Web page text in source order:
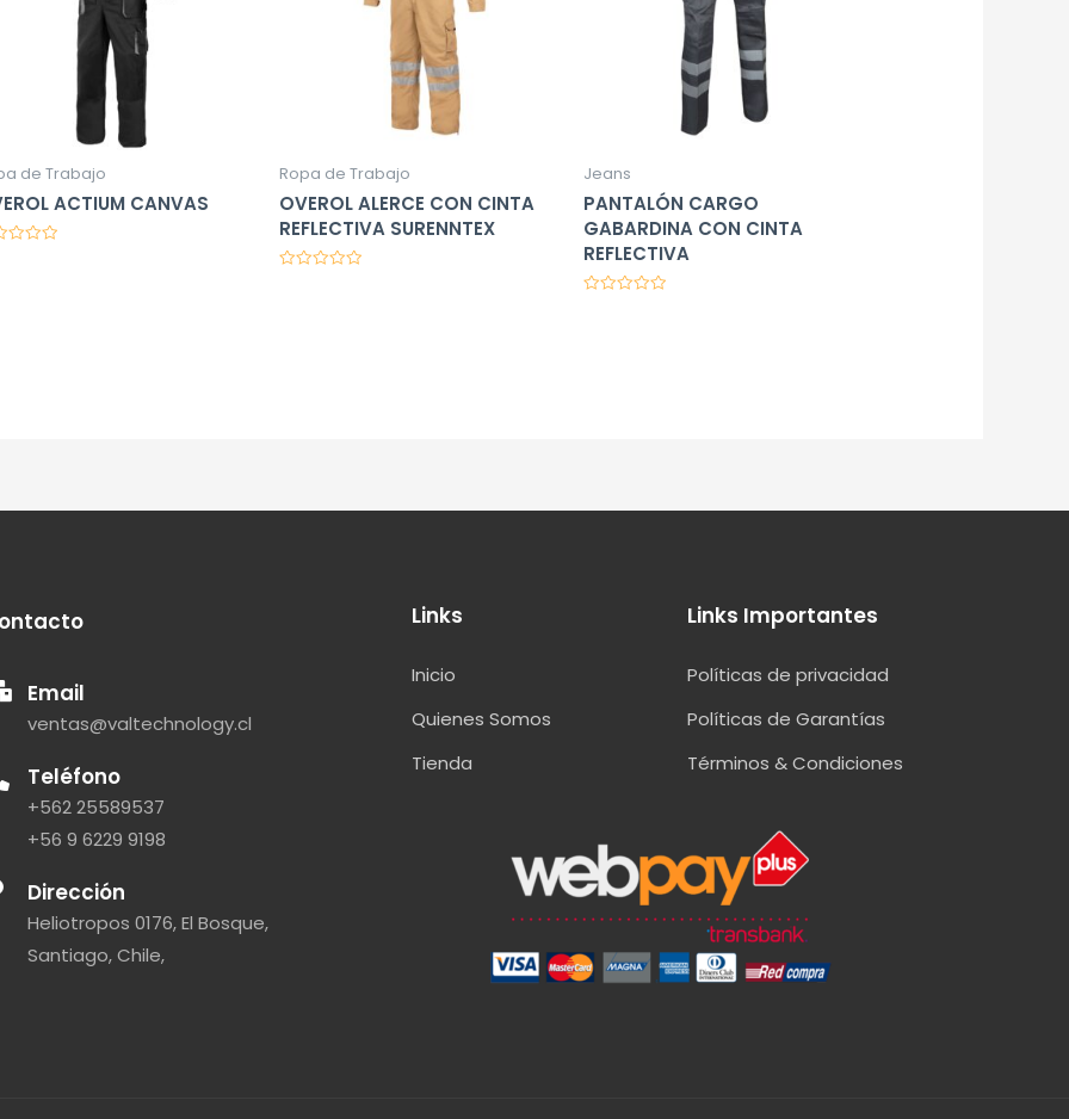
de Trabajo
ACTIUM CANVAS
Ropa de Trabajo
OVEROL ALERCE CON CINTA
REFLECTIVA SURENNTEX
Jeans
PANTALÓN CARGO
GABARDINA CON CINTA
REFLECTIVA
Email
ventas@valtechnology.cl
Teléfono
+562 25589537
+56 9 6229 9198
Dirección
Heliotropos 0176, El Bosque,
Santiago, Chile,
Links
Inicio
Quienes Somos
Tienda
Links Importantes
Políticas de privacidad
Políticas de Garantías
Términos & Condiciones